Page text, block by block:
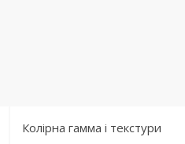
Колірна гамма і текстури